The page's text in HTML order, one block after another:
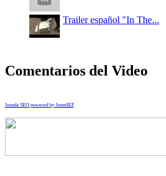
Trailer español "In The...
Comentarios del Video
Joomla SEO powered by JoomSEF